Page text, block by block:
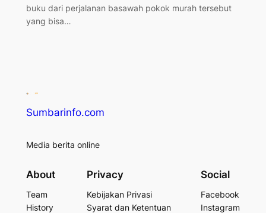
buku dari perjalanan basawah pokok murah tersebut
yang bisa…
Sumbarinfo.com
Media berita online
About
Team
History
Privacy
Kebijakan Privasi
Syarat dan Ketentuan
Social
Facebook
Instagram